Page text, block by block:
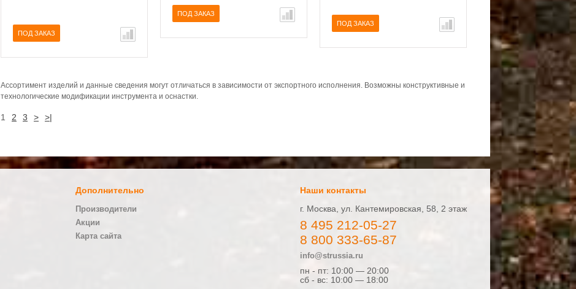
ПОД ЗАКАЗ
ПОД ЗАКАЗ
ПОД ЗАКАЗ
Ассортимент изделий и данные сведения могут отличаться в зависимости от экспортного исполнения. Возможны конструктивные и
технологические модификации инструмента и оснастки.
1 2 3 > >|
Дополнительно
Производители
Акции
Карта сайта
Наши контакты
г. Москва, ул. Кантемировская, 58, 2 этаж
8 495 212-05-27
8 800 333-65-87
info@strussia.ru
пн - пт: 10:00 — 20:00
сб - вс: 10:00 — 18:00